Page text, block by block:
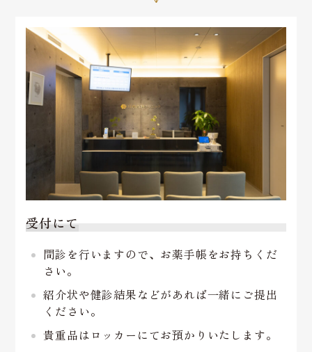
受付にて
問診を行いますので、お薬手帳をお持ちくだ
さい。
紹介状や健診結果などがあれば一緒にご提出
ください。
貴重品はロッカーにてお預かりいたします。